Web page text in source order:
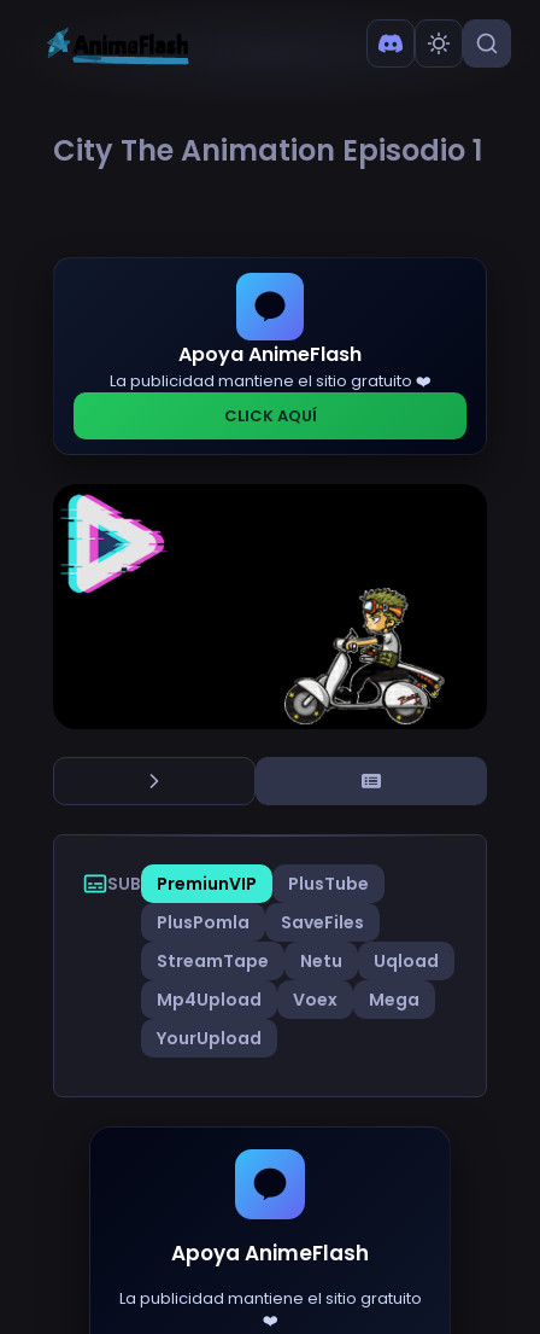
City The Animation Episodio 1
Apoya AnimeFlash
La publicidad mantiene el sitio gratuito ❤️
CLICK AQUÍ
SUB PremiunVIP
PlusTube
PlusPomla
SaveFiles
StreamTape
Netu
Uqload
Mp4Upload
Voex
Mega
YourUpload
Apoya AnimeFlash
La publicidad mantiene el sitio gratuito
❤️